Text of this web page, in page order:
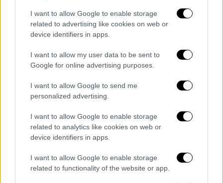
I want to allow Google to enable storage
related to advertising like cookies on web or
device identifiers in apps.
I want to allow my user data to be sent to
Google for online advertising purposes.
I want to allow Google to send me
personalized advertising.
I want to allow Google to enable storage
related to analytics like cookies on web or
device identifiers in apps.
I want to allow Google to enable storage
related to functionality of the website or app.
Η αιτία του θανάτου του θα προσδιοριστεί
μετά από νεκροψία – νεκροτομή, που έχει
προγραμματιστεί για την ερχόμενη Δευτέρα
Λάρισα. Οι πρώτες ενδείξεις
παραπέμπουν σε παθολογικά αίτια
Ο Κωνσταντίνος φέρεται να είχε αισθανθεί
νωρίτερα ενοχλήσεις, τις οποίες, όμως, δεν
θεώρησε σοβαρές και αρνήθηκε να μεταβεί
στο νοσοκομείο, παρά τις παροτρύνσεις της
μητέρας του.